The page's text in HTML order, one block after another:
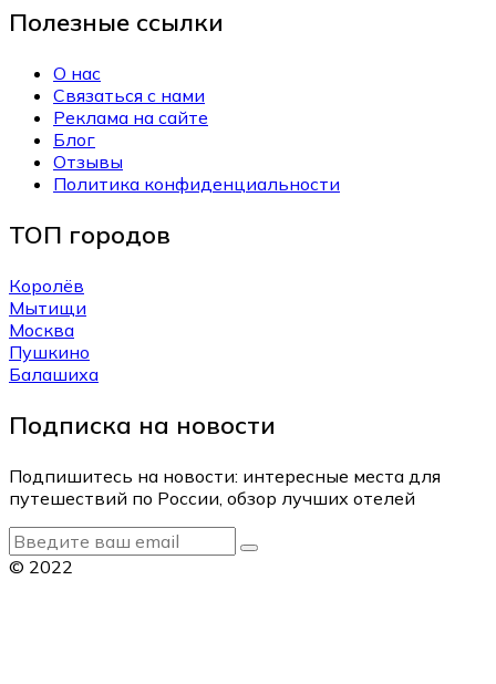
Полезные ссылки
О нас
Связаться с нами
Реклама на сайте
Блог
Отзывы
Политика конфиденциальности
ТОП городов
Королёв
Мытищи
Москва
Пушкино
Балашиха
Подписка на новости
Подпишитесь на новости: интересные места для
путешествий по России, обзор лучших отелей
© 2022